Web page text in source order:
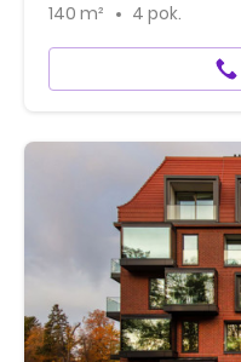
140 m² 4 pok.